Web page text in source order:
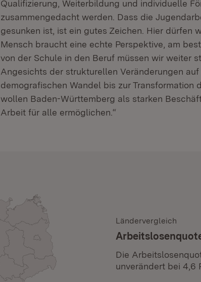
Qualifizierung, Weiterbildung und individuelle
zusammengedacht werden. Dass die
gesunken ist, ist ein gutes Zeichen. Hier dürfen
Mensch braucht eine echte Perspektive, am
von der Schule in den Beruf müssen wir weiter
Angesichts der strukturellen Veränderungen
demografischen Wandel bis zur Transformation
wollen Baden-Württemberg als starken
Arbeit für alle ermöglichen.“
Ländervergleich
Die
unverändert bei 4,6